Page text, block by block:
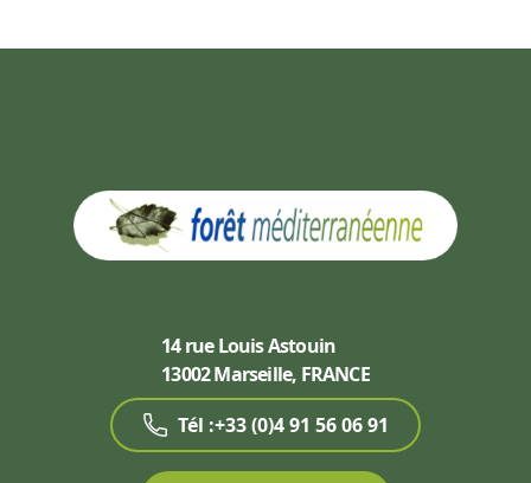
14 rue Louis Astouin
13002 Marseille, FRANCE
Tél :+33 (0)4 91 56 06 91